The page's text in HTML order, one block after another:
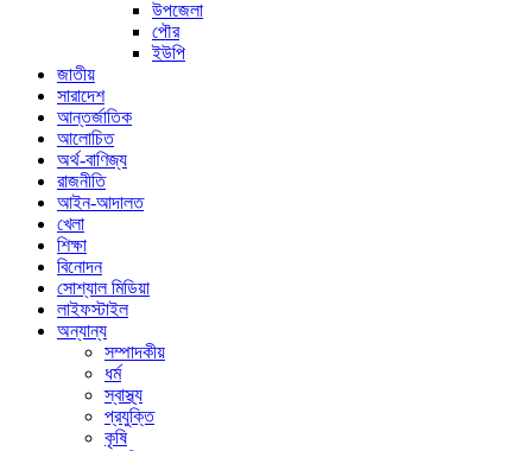
উপজেলা
পৌর
ইউপি
জাতীয়
সারাদেশ
আন্তর্জাতিক
আলোচিত
অর্থ-বাণিজ্য
রাজনীতি
আইন-আদালত
খেলা
শিক্ষা
বিনোদন
সোশ্যাল মিডিয়া
লাইফস্টাইল
অন্যান্য
সম্পাদকীয়
ধর্ম
স্বাস্থ্য
প্রযুক্তি
কৃষি